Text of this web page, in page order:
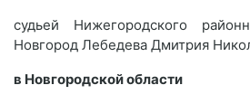
судьей Нижегородского
Новгород Лебедева Дмитрия
в Новгородской области